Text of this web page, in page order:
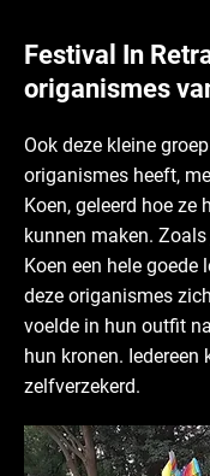
Festival In
origanismes
Ook deze kleine
origanismes heeft,
Koen, geleerd hoe ze
kunnen maken.
Koen een hele goede
deze origanismes
voelde in hun outfit
hun kronen. Iedereen
zelfverzekerd.